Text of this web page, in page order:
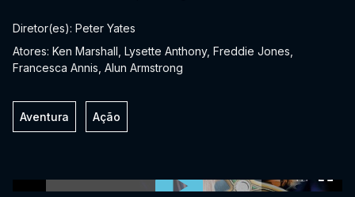
Diretor(es): Peter Yates
Atores: Ken Marshall, Lysette Anthony, Freddie Jones,
Francesca Annis, Alun Armstrong
Aventura Ação